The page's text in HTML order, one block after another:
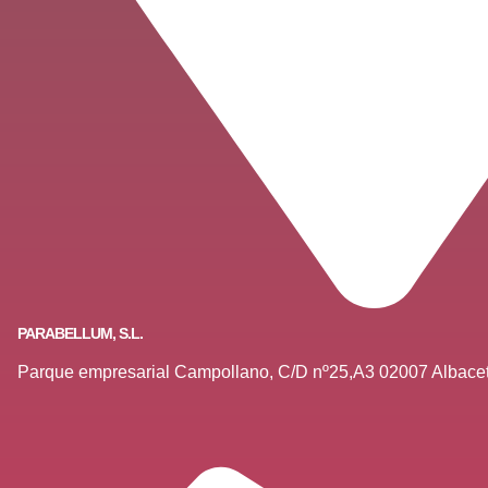
PARABELLUM, S.L.
Parque empresarial Campollano, C/D nº25,A3 02007